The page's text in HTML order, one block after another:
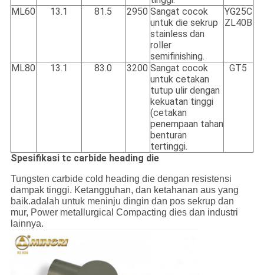
ML60
13.1 81.5 2950 Sangat cocok
untuk die sekrup
stainless dan
roller
semifinishing.
YG25C
ZL40B
ML80 13.1 83.0 3200 Sangat cocok
untuk cetakan
tutup ulir dengan
kekuatan tinggi
(cetakan
penempaan tahan
benturan
tertinggi.
GT5
Spesifikasi tc carbide heading die
Tungsten carbide cold heading die dengan resistensi
dampak tinggi. Ketangguhan, dan ketahanan aus yang
baik.adalah untuk meninju dingin dan pos sekrup dan
mur, Power metallurgical Compacting dies dan industri
lainnya.